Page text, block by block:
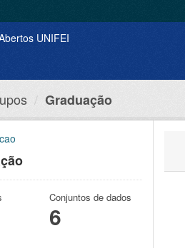
Graduação
Conjuntos de dados
6